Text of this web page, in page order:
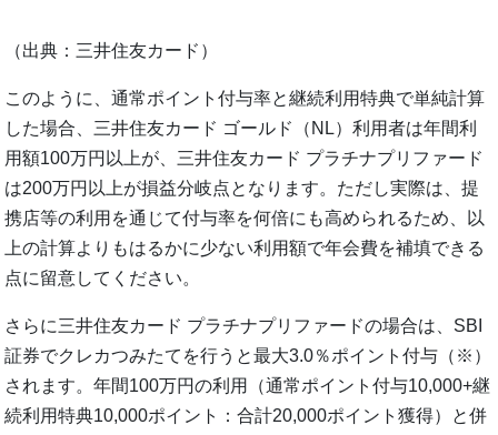
（出典：三井住友カード）
このように、通常ポイント付与率と継続利用特典で単純計算
した場合、三井住友カード ゴールド（NL）利用者は年間利
用額100万円以上が、三井住友カード プラチナプリファード
は200万円以上が損益分岐点となります。ただし実際は、提
携店等の利用を通じて付与率を何倍にも高められるため、以
上の計算よりもはるかに少ない利用額で年会費を補填できる
点に留意してください。
さらに三井住友カード プラチナプリファードの場合は、SBI
証券でクレカつみたてを行うと最大3.0％ポイント付与（※）
されます。年間100万円の利用（通常ポイント付与10,000+継
続利用特典10,000ポイント：合計20,000ポイント獲得）と併